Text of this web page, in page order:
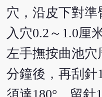
穴，沿皮下對
入穴0.2～1.0厘
左手撫按曲池穴
分鐘後，再刮針